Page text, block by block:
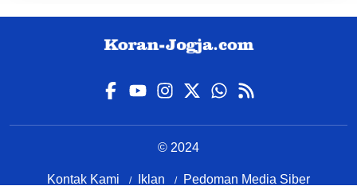
© 2024
Kontak Kami Iklan Pedoman Media Siber